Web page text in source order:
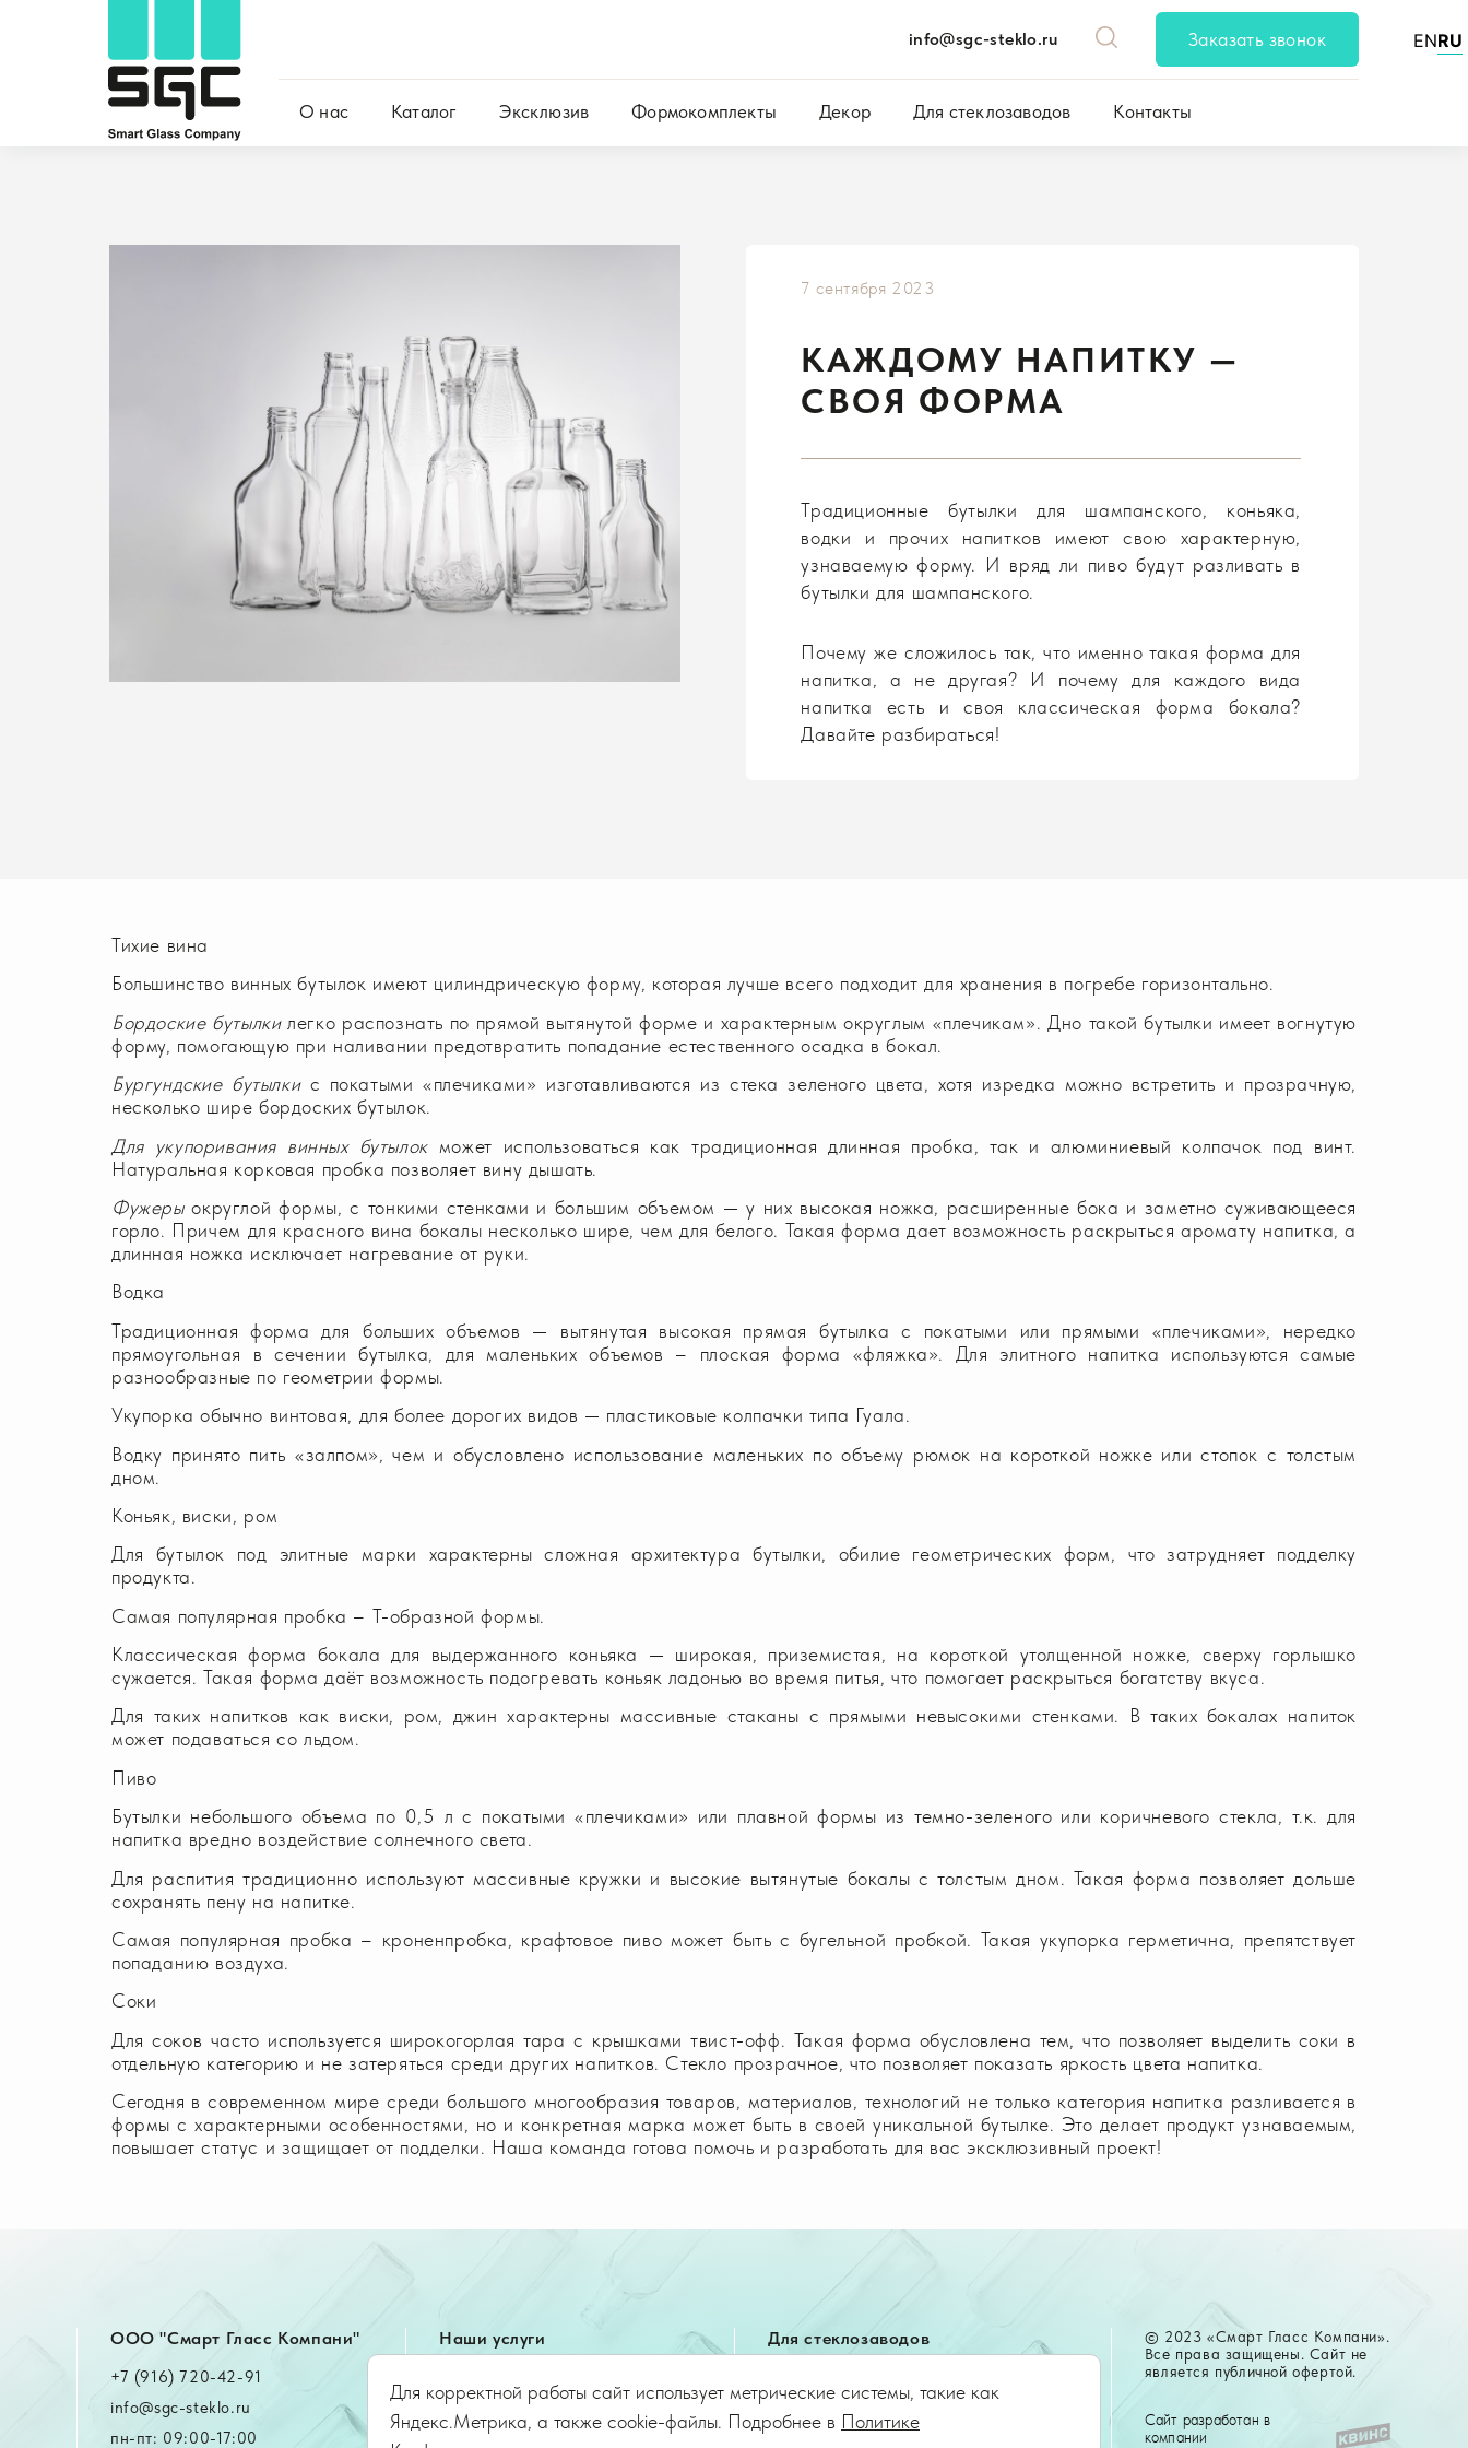
info@sgc-steklo.ru Заказать звонок
О нас Каталог Эксклюзив Формокомплекты Декор Для стеклозаводов Контакты
7 сентября 2023
КАЖДОМУ НАПИТКУ —
СВОЯ ФОРМА
Традиционные бутылки для шампанского, коньяка,
водки и прочих напитков имеют свою характерную,
узнаваемую форму. И вряд ли пиво будут разливать в
бутылки для шампанского.
Почему же сложилось так, что именно такая форма для
напитка, а не другая? И почему для каждого вида
напитка есть и своя классическая форма бокала?
Давайте разбираться!
Тихие вина
Большинство винных бутылок имеют цилиндрическую форму, которая лучше всего подходит для хранения в погребе горизонтально.
Бордоские бутылкилегко распознать по прямой вытянутой форме и характерным округлым «плечикам». Дно такой бутылки имеет вогнутую
форму, помогающую при наливании предотвратить попадание естественного осадка в бокал.
Бургундские бутылкис покатыми «плечиками» изготавливаются из стека зеленого цвета, хотя изредка можно встретить и прозрачную,
несколько шире бордоских бутылок.
Для укупоривания винных бутылокможет использоваться как традиционная длинная пробка, так и алюминиевый колпачок под винт.
Натуральная корковая пробка позволяет вину дышать.
Фужерыокруглой формы, с тонкими стенками и большим объемом — у них высокая ножка, расширенные бока и заметно суживающееся
горло. Причем для красного вина бокалы несколько шире, чем для белого. Такая форма дает возможность раскрыться аромату напитка, а
длинная ножка исключает нагревание от руки.
Водка
Традиционная форма для больших объемов — вытянутая высокая прямая бутылка с покатыми или прямыми «плечиками», нередко
прямоугольная в сечении бутылка, для маленьких объемов – плоская форма «фляжка». Для элитного напитка используются самые
разнообразные по геометрии формы.
Укупорка обычно винтовая, для более дорогих видов — пластиковые колпачки типа Гуала.
Водку принято пить «залпом», чем и обусловлено использование маленьких по объему рюмок на короткой ножке или стопок с толстым
дном.
Коньяк, виски, ром
Для бутылок под элитные марки характерны сложная архитектура бутылки, обилие геометрических форм, что затрудняет подделку
продукта.
Самая популярная пробка – Т-образной формы.
Классическая форма бокала для выдержанного коньяка — широкая, приземистая, на короткой утолщенной ножке, сверху горлышко
сужается. Такая форма даёт возможность подогревать коньяк ладонью во время питья, что помогает раскрыться богатству вкуса.
Для таких напитков как виски, ром, джин характерны массивные стаканы с прямыми невысокими стенками. В таких бокалах напиток
может подаваться со льдом.
Пиво
Бутылки небольшого объема по 0,5 л с покатыми «плечиками» или плавной формы из темно-зеленого или коричневого стекла, т.к. для
напитка вредно воздействие солнечного света.
Для распития традиционно используют массивные кружки и высокие вытянутые бокалы с толстым дном. Такая форма позволяет дольше
сохранять пену на напитке.
Самая популярная пробка – кроненпробка, крафтовое пиво может быть с бугельной пробкой. Такая укупорка герметична, препятствует
попаданию воздуха.
Соки
Для соков часто используется широкогорлая тара с крышками твист-офф. Такая форма обусловлена тем, что позволяет выделить соки в
отдельную категорию и не затеряться среди других напитков. Стекло прозрачное, что позволяет показать яркость цвета напитка.
Сегодня в современном мире среди большого многообразия товаров, материалов, технологий не только категория напитка разливается в
формы с характерными особенностями, но и конкретная марка может быть в своей уникальной бутылке. Это делает продукт узнаваемым,
повышает статус и защищает от подделки. Наша команда готова помочь и разработать для вас эксклюзивный проект!
OOO "Смарт Гласс Компани"
+7 (916) 720-42-91
info@sgc-steklo.ru
пн-пт: 09:00-17:00
Наши услуги
Эксклюзивная тара
Формокомплекты
Для стеклозаводов
Стеклоформующие машины
© 2023 «Смарт Гласс Компани».
Все права защищены. Сайт не
является публичной офертой.
Сайт разработан в
компании
Для корректной работы сайт использует метрические системы, такие как
Яндекс.Метрика, а также cookie-файлы. Подробнее в Политике
ENRU